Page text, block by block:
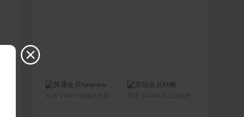
联系TaheqishengcaiHQSC
40岁 170cm 渭南白水县
联系Ta
秋枫
35岁 133cm 武汉汉阳区
